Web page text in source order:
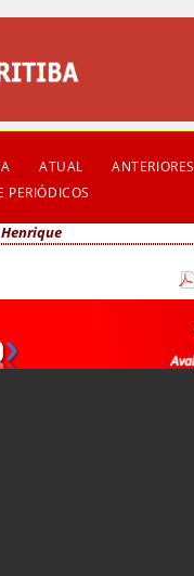
ATUAL ANTERIORES
PERIÓDICOS
Henrique